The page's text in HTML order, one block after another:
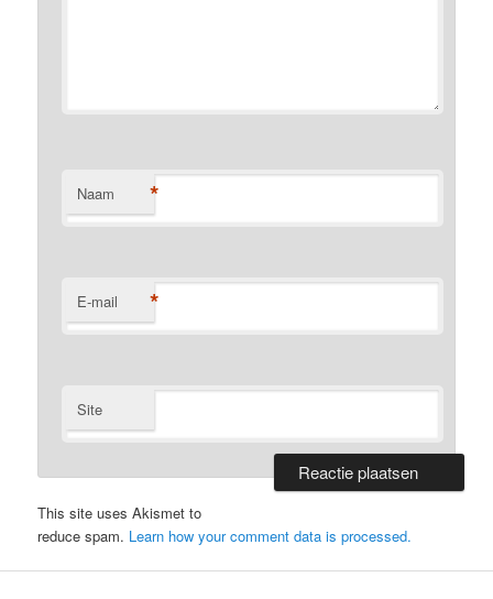
Naam *
E-mail *
Site
This site uses Akismet to
reduce spam. Learn how your comment data is processed.